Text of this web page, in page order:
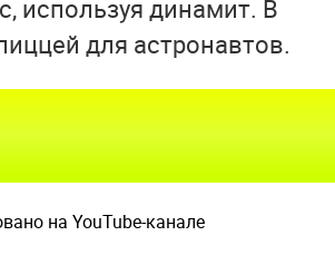
используя динамит. В
для астронавтов.
на YouTube-канале